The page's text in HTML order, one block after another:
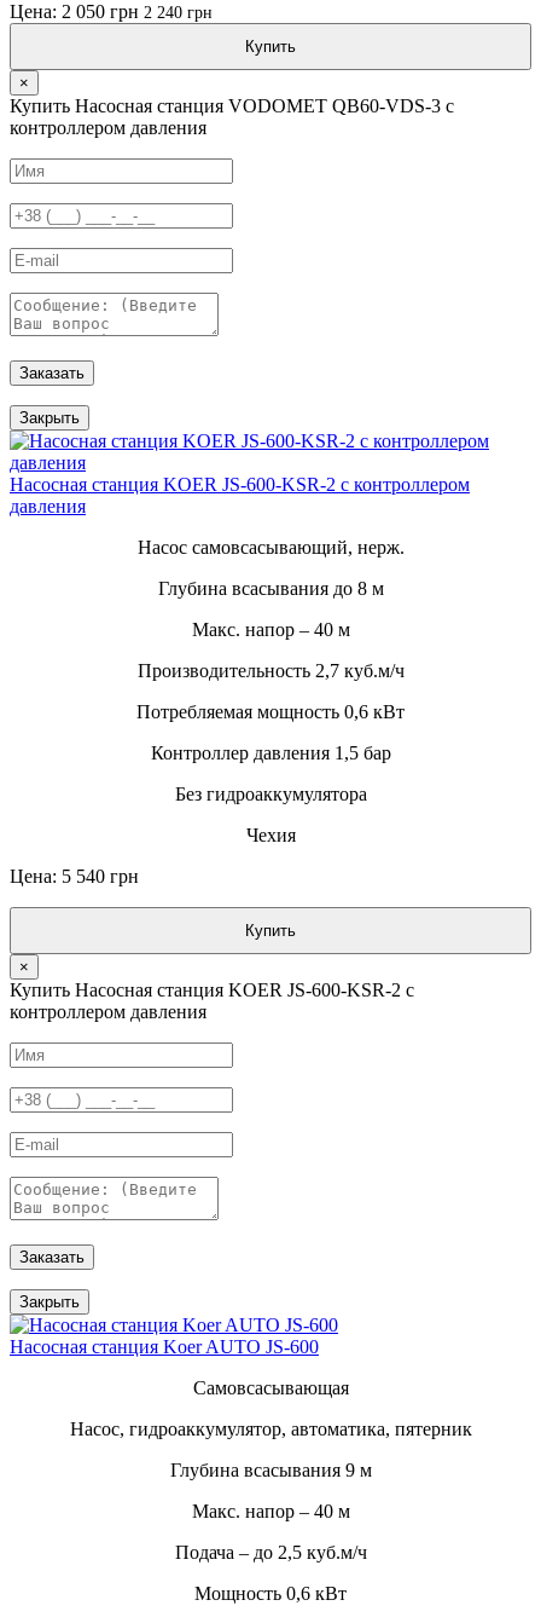
Цена: 2 050 грн 2 240 грн
Купить
×
Купить Насосная станция VODOMET QB60-VDS-3 с
контроллером давления
Заказать
Закрыть
Насосная станция KOER JS-600-KSR-2 с контроллером
давления
Насос самовсасывающий, нерж.
Глубина всасывания до 8 м
Макс. напор – 40 м
Производительность 2,7 куб.м/ч
Потребляемая мощность 0,6 кВт
Контроллер давления 1,5 бар
Без гидроаккумулятора
Чехия
Цена: 5 540 грн
Купить
×
Купить Насосная станция KOER JS-600-KSR-2 с
контроллером давления
Заказать
Закрыть
Насосная станция Koer AUTO JS-600
Самовсасывающая
Насос, гидроаккумулятор, автоматика, пятерник
Глубина всасывания 9 м
Макс. напор – 40 м
Подача – до 2,5 куб.м/ч
Мощность 0,6 кВт